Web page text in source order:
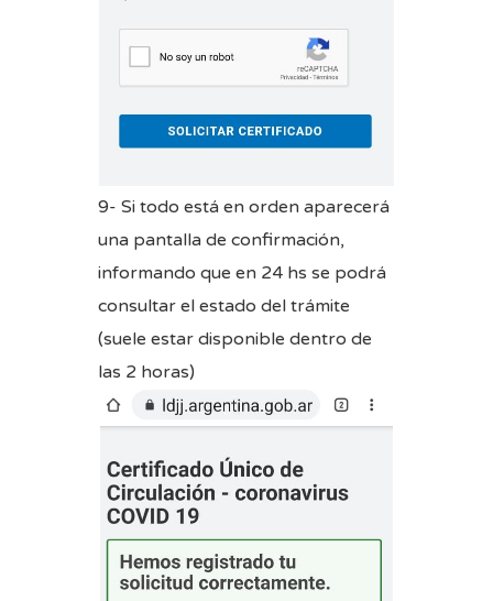
9- Si todo está en orden aparecerá
una pantalla de confirmación,
informando que en 24 hs se podrá
consultar el estado del trámite
(suele estar disponible dentro de
las 2 horas)